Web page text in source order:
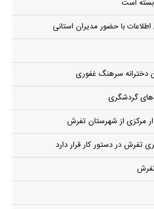
است
اطلاعات با حضور مدیران استانی
دخترانه سرهنگ غفوری
گردشگری
مرکزی از شهرستان تفرش
در دستور کار قرار دارد